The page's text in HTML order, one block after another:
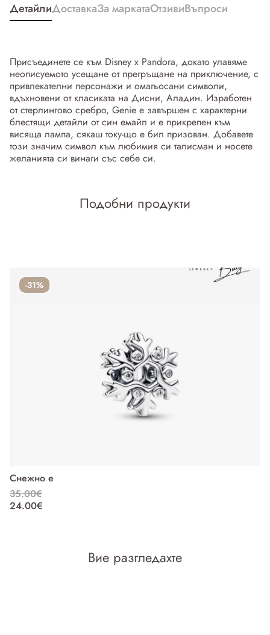
ДетайлиДоставкаЗа маркатаОтзивиВъпроси
Присъединете се към Disney x Pandora, докато улавяме
неописуемото усещане от прегръщане на приключение, с
привлекателни персонажи и омагьосани символи,
вдъхновени от класиката на Дисни, Аладин. Изработен
от стерлингово сребро, Genie е завършен с характерни
блестящи детайли от син емайл и е прикрепен към
висяща лампа, сякаш току-що е бил призован. Добавете
този значим символ към любимия си талисман и носете
желанията си винаги със себе си.
Подобни продукти
-31%
Снежно е
35.00€
24.00€
Вие разгледахте